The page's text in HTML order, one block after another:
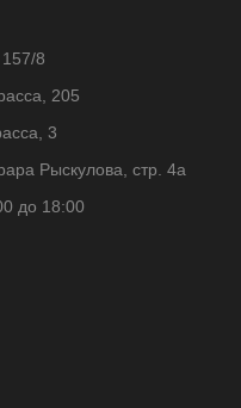
8
205
3
Рыскулова, стр. 4а
до 18:00